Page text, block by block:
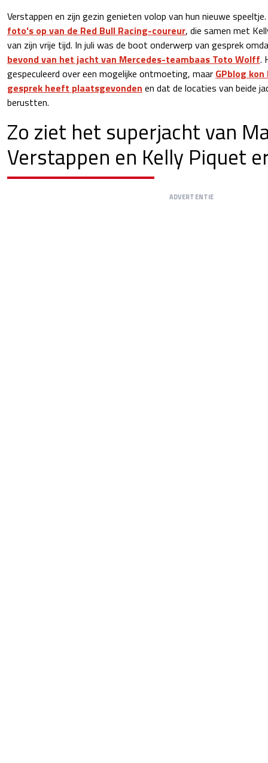
Verstappen en zijn gezin genieten volop van hun nieuwe speeltje.
foto's op van de Red Bull Racing-coureur, die samen met
van zijn vrije tijd. In juli was de boot onderwerp van gesprek
bevond van het jacht van Mercedes-teambaas Toto Wolff.
gespeculeerd over een mogelijke ontmoeting, maar GPblog
gesprek heeft plaatsgevonden en dat de locaties van beide
berustten.
Zo ziet het superjacht van
Verstappen en Kelly Piquet
ADVERTENTIE